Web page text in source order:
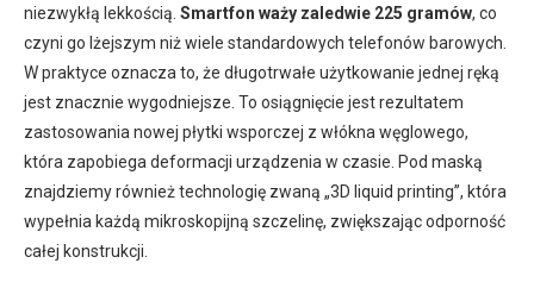
niezwykłą lekkością. Smartfon waży zaledwie 225 gramów, co
czyni go lżejszym niż wiele standardowych telefonów barowych.
W praktyce oznacza to, że długotrwałe użytkowanie jednej ręką
jest znacznie wygodniejsze. To osiągnięcie jest rezultatem
zastosowania nowej płytki wsporczej z włókna węglowego,
która zapobiega deformacji urządzenia w czasie. Pod maską
znajdziemy również technologię zwaną „3D liquid printing”, która
wypełnia każdą mikroskopijną szczelinę, zwiększając odporność
całej konstrukcji.